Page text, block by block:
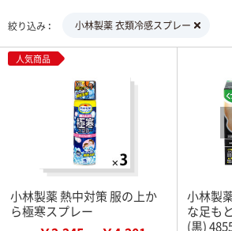
絞り込み 小林製薬 衣類冷感スプレー
人気商品
小林製薬 熱中対策 服の上か
ら極寒スプレー
小林製
な足も
(黒)